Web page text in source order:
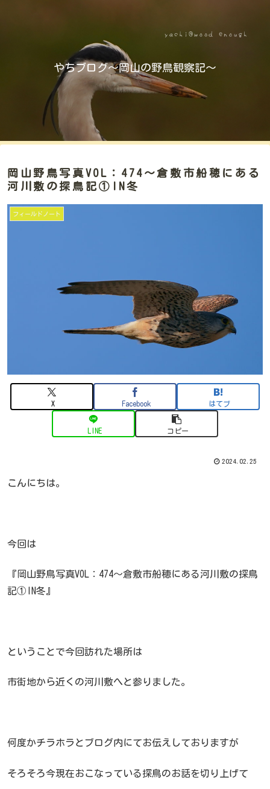
やちブログ～岡山の野鳥観察記～
岡山野鳥写真VOL：474～倉敷市船穂にある
河川敷の探鳥記①IN冬
フィールドノート
X Facebook はてブ
LINE コピー
2024.02.25
こんにちは。
今回は
『岡山野鳥写真VOL：474～倉敷市船穂にある河川敷の探鳥
記①IN冬』
ということで今回訪れた場所は
市街地から近くの河川敷へと参りました。
何度かチラホラとブログ内にてお伝えしておりますが
そろそろ今現在おこなっている探鳥のお話を切り上げて